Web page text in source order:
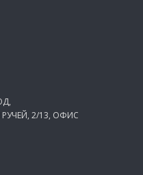
2/13, ОФИС